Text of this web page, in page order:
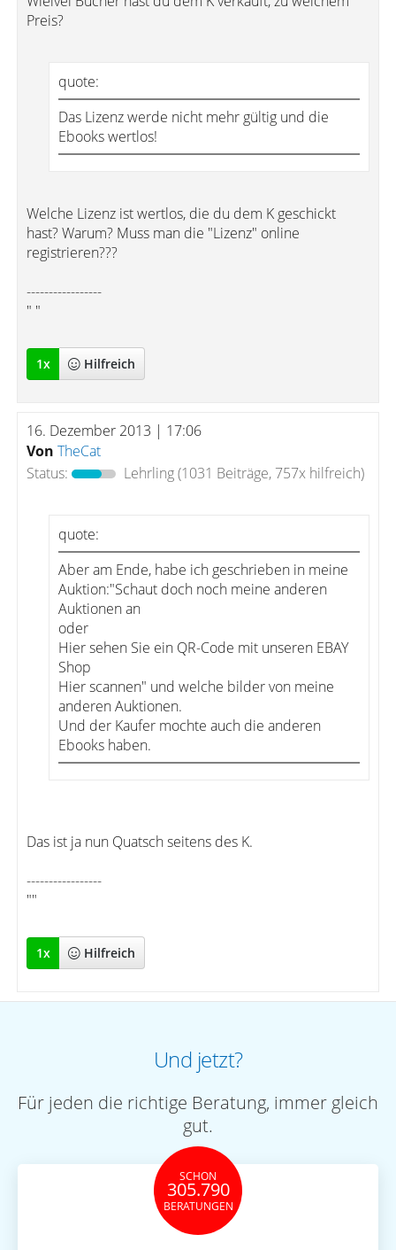
Preis?
quote:
Das Lizenz werde nicht mehr gültig und die
Ebooks wertlos!
Welche Lizenz ist wertlos, die du dem K geschickt
hast? Warum? Muss man die "Lizenz" online
registrieren???
-----------------
" "
1x Hilfreich
16. Dezember 2013 | 17:06
Von TheCat
Status:
Lehrling(1031 Beiträge, 757x hilfreich)
quote:
Aber am Ende, habe ich geschrieben in meine
Auktion:"Schaut doch noch meine anderen
Auktionen an
oder
Hier sehen Sie ein QR-Code mit unseren EBAY
Shop
Hier scannen" und welche bilder von meine
anderen Auktionen.
Und der Kaufer mochte auch die anderen
Ebooks haben.
Das ist ja nun Quatsch seitens des K.
-----------------
""
1x Hilfreich
Und jetzt?
Für jeden die richtige Beratung, immer gleich
gut.
SCHON
305.790
BERATUNGEN